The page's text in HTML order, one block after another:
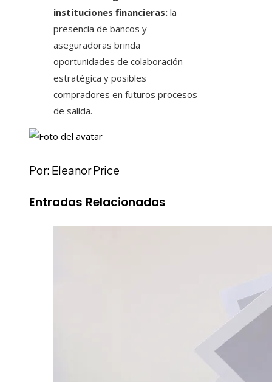
instituciones financieras: la
presencia de bancos y
aseguradoras brinda
oportunidades de colaboración
estratégica y posibles
compradores en futuros procesos
de salida.
Por: Eleanor Price
Entradas Relacionadas